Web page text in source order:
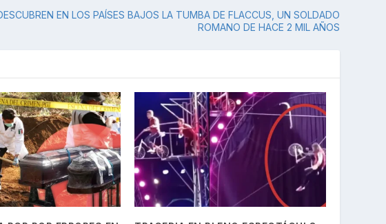
EN LOS PAÍSES BAJOS LA TUMBA DE FLACCUS, UN SOLDADO
ROMANO DE HACE 2 MIL AÑOS